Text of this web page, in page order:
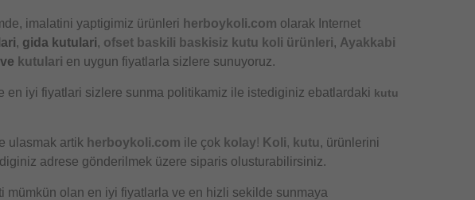
imalatini yaptigimiz ürünleri herboykoli.com olarak Internet
, gida kutulari, ofset baskili baskisiz kutu koli ürünleri, Ayakkabi
ve kutulari en uygun fiyatlarla sizlere sunuyoruz.
iyi fiyatlari sizlere sunma politikamiz ile istediginiz ebatlardaki kutu
ulasmak artik herboykoli.com ile çok kolay! Koli, kutu, ürünlerini
adrese gönderilmek üzere siparis olusturabilirsiniz.
olan en iyi fiyatlarla ve en hizli sekilde sunmaya